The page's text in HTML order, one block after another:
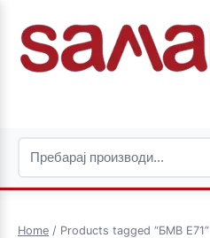
Home / Products tagged “БМВ Е71”